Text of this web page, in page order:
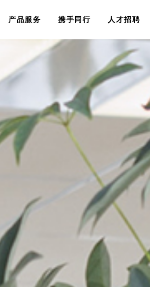
产品服务 携手同行 人才招聘